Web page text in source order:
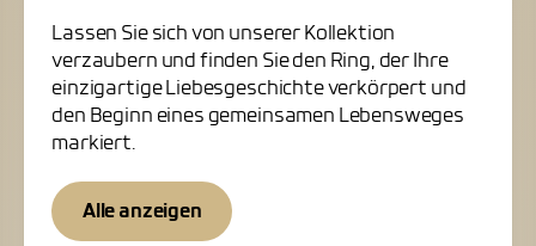
Lassen Sie sich von unserer Kollektion
verzaubern und finden Sie den Ring, der Ihre
einzigartige Liebesgeschichte verkörpert und
den Beginn eines gemeinsamen Lebensweges
markiert.
Alle anzeigen